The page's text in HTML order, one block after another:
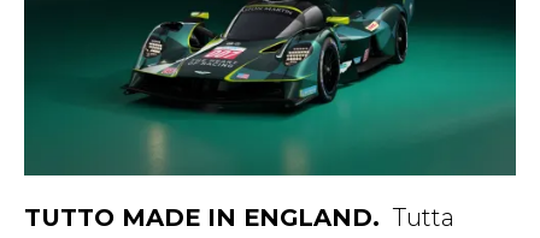
TUTTO MADE IN ENGLAND. Tutta